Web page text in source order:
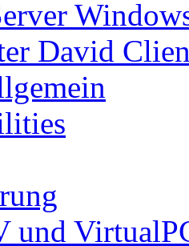
David
und